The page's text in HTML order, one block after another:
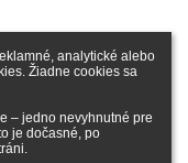
analytické alebo
Žiadne cookies sa
– jedno nevyhnutné pre
je dočasné, po